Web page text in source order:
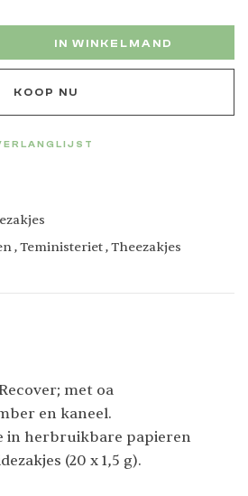
IN WINKELMAND
KOOP NU
,Teministeriet,Theezakjes
met oa
en kaneel.
in herbruikbare papieren
(20 x 1,5 g).